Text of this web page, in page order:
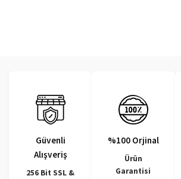
Güvenli
Alışveriş
256 Bit SSL &
%100 Orjinal
Ürün
Garantisi